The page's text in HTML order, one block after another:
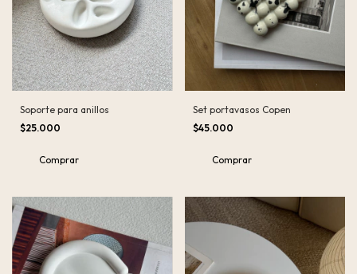
Soporte para anillos
$25.000
Set portavasos Copen
$45.000
Comprar